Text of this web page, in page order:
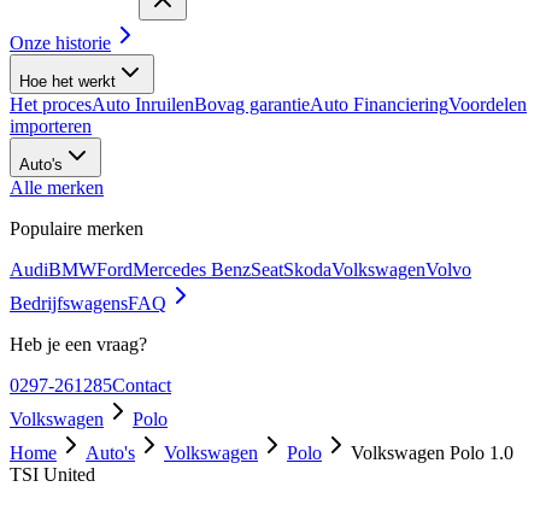
Onze historie
Hoe het werkt
Het procesAuto InruilenBovag garantieAuto FinancieringVoordelen
importeren
Auto's
Alle merken
Populaire merken
AudiBMWFordMercedes BenzSeatSkodaVolkswagenVolvo
BedrijfswagensFAQ
Heb je een vraag?
0297-261285Contact
Volkswagen
Polo
Home
Auto's Volkswagen Polo
Volkswagen Polo 1.0
TSI United